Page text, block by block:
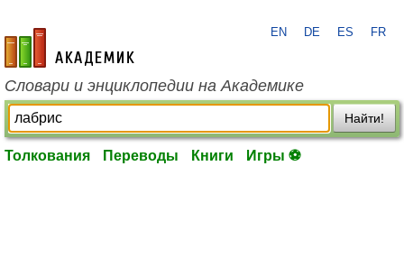
academic.ru
EN DE ES FR
Словари и энциклопедии на Академике
Найти!
Толкования Переводы Книги Игры ⚽